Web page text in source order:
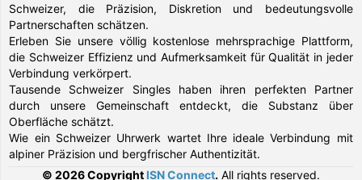
Schweizer, die Präzision, Diskretion und bedeutungsvolle
Partnerschaften schätzen.
Erleben Sie unsere völlig kostenlose mehrsprachige Plattform,
die Schweizer Effizienz und Aufmerksamkeit für Qualität in jeder
Verbindung verkörpert.
Tausende Schweizer Singles haben ihren perfekten Partner
durch unsere Gemeinschaft entdeckt, die Substanz über
Oberfläche schätzt.
Wie ein Schweizer Uhrwerk wartet Ihre ideale Verbindung mit
alpiner Präzision und bergfrischer Authentizität.
© 2026 Copyright ISN Connect. All rights reserved.